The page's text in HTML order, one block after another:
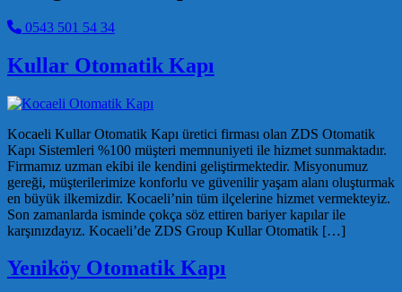
0543 501 54 34
Kullar Otomatik Kapı
Kocaeli Kullar Otomatik Kapı üretici firması olan ZDS Otomatik
Kapı Sistemleri %100 müşteri memnuniyeti ile hizmet sunmaktadır.
Firmamız uzman ekibi ile kendini geliştirmektedir. Misyonumuz
gereği, müşterilerimize konforlu ve güvenilir yaşam alanı oluşturmak
en büyük ilkemizdir. Kocaeli’nin tüm ilçelerine hizmet vermekteyiz.
Son zamanlarda isminde çokça söz ettiren bariyer kapılar ile
karşınızdayız. Kocaeli’de ZDS Group Kullar Otomatik […]
Yeniköy Otomatik Kapı